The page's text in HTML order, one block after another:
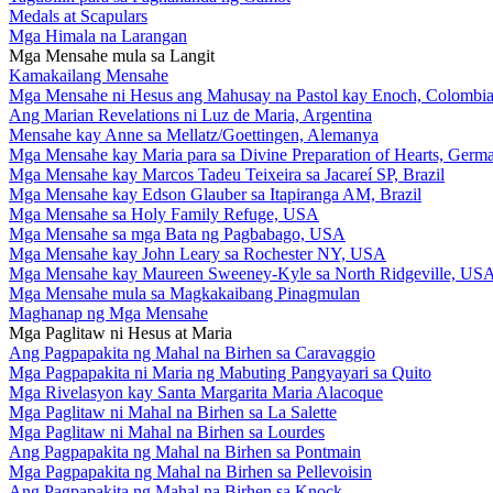
Medals at Scapulars
Mga Himala na Larangan
Mga Mensahe mula sa Langit
Kamakailang Mensahe
Mga Mensahe ni Hesus ang Mahusay na Pastol kay Enoch, Colombia
Ang Marian Revelations ni Luz de Maria, Argentina
Mensahe kay Anne sa Mellatz/Goettingen, Alemanya
Mga Mensahe kay Maria para sa Divine Preparation of Hearts,
Mga Mensahe kay Marcos Tadeu Teixeira sa Jacareí SP, Brazil
Mga Mensahe kay Edson Glauber sa Itapiranga AM, Brazil
Mga Mensahe sa Holy Family Refuge, USA
Mga Mensahe sa mga Bata ng Pagbabago, USA
Mga Mensahe kay John Leary sa Rochester NY, USA
Mga Mensahe kay Maureen Sweeney-Kyle sa North Ridgeville, USA
Mga Mensahe mula sa Magkakaibang Pinagmulan
Maghanap ng Mga Mensahe
Mga Paglitaw ni Hesus at Maria
Ang Pagpapakita ng Mahal na Birhen sa Caravaggio
Mga Pagpapakita ni Maria ng Mabuting Pangyayari sa Quito
Mga Rivelasyon kay Santa Margarita Maria Alacoque
Mga Paglitaw ni Mahal na Birhen sa La Salette
Mga Paglitaw ni Mahal na Birhen sa Lourdes
Ang Pagpapakita ng Mahal na Birhen sa Pontmain
Mga Pagpapakita ng Mahal na Birhen sa Pellevoisin